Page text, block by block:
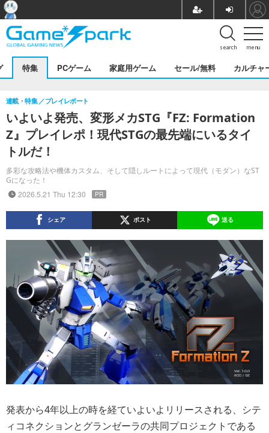
menu
search
特集 PCゲーム 家庭用ゲーム セール/無料 カルチャ
いよいよ発売、変形メカSTG『FZ: Formation
Z』プレイレポ！現代STGの最先端にいるタイ
トルだ！
多彩な攻略法や機体カスタム、そして隠しルートによって現代（モダン）なST
Gになった！
連載・特集 プレイレポート
2026.5.21 Thu 12:30 PR
シェア ポスト 送る
発表から4年以上の時を経ていよいよリリースされる、シテ
ィコネクションとグランゼーラの共同プロジェクトである